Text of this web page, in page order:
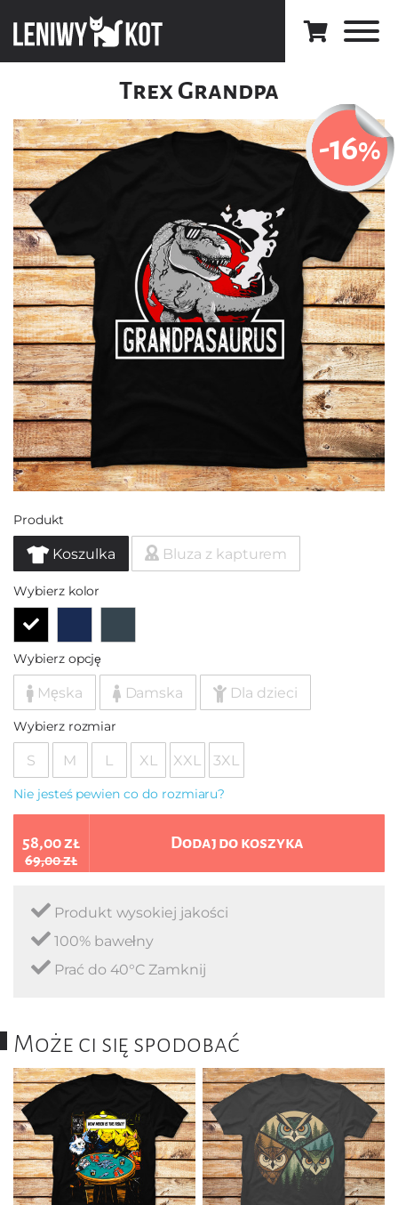
Trex Grandpa
-16%
Produkt
Koszulka Bluza z kapturem
Wybierz kolor
Wybierz opcję
Męska Damska Dla dzieci
Wybierz rozmiar
S M L XL XXL 3XL
Nie jesteś pewien co do rozmiaru?
58,00 zł
69,00 zł
Dodaj do koszyka
Produkt wysokiej jakości
100% bawełny
Prać do 40°C Zamknij
Może ci się spodobać